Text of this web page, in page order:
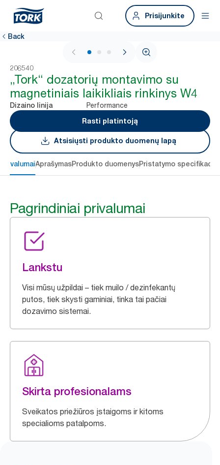
Prisijunkite
Back
1 / 3
206540
„Tork“ dozatorių montavimo su
magnetiniais laikikliais rinkinys W4
Dizaino linija
Performance
Rasti platintoją
Atsisiųsti produkto duomenų lapą
AprašymasProdukto duomenysPristatymo
Pagrindiniai privalumai
Lankstu
Visi mūsų užpildai – tiek muilo / dezinfekantų
putos, tiek skysti gaminiai, tinka tai pačiai
dozavimo sistemai.
Skirta profesionalams
Sveikatos priežiūros įstaigoms ir kitoms
specialioms patalpoms.